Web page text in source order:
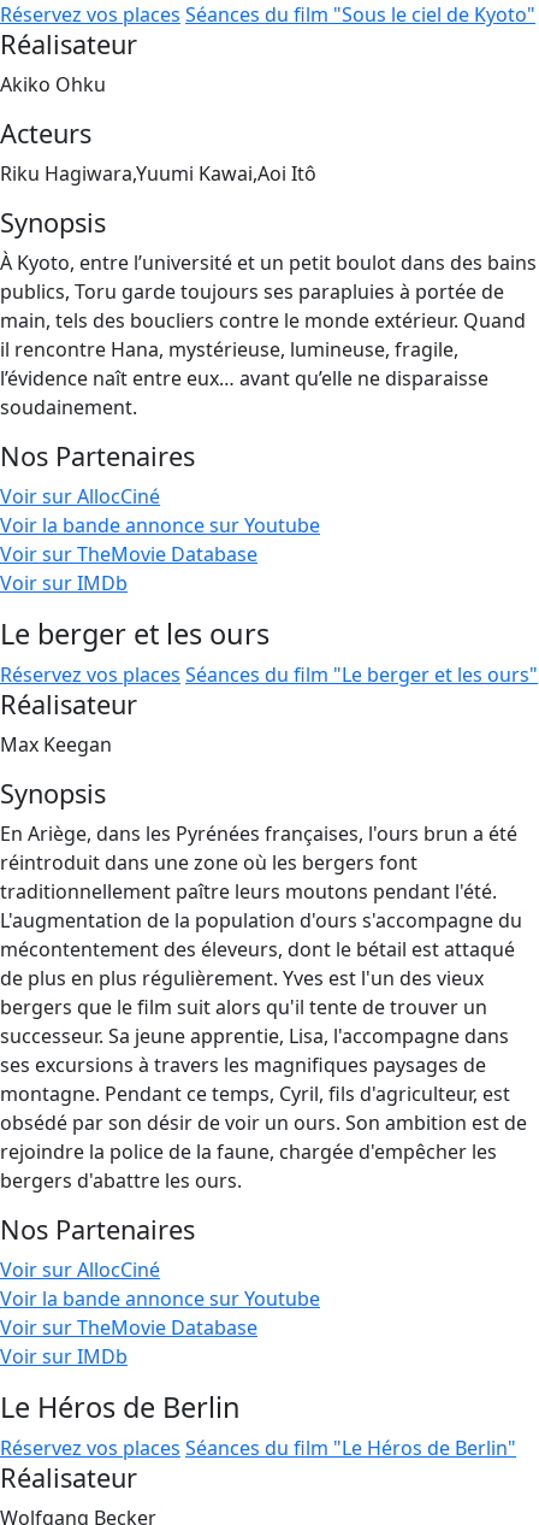
Réservez vos places Séances du film "Sous le ciel de Kyoto"
Réalisateur
Akiko Ohku
Acteurs
Riku Hagiwara,Yuumi Kawai,Aoi Itô
Synopsis
À Kyoto, entre l’université et un petit boulot dans des bains
publics, Toru garde toujours ses parapluies à portée de
main, tels des boucliers contre le monde extérieur. Quand
il rencontre Hana, mystérieuse, lumineuse, fragile,
l’évidence naît entre eux… avant qu’elle ne disparaisse
soudainement.
Nos Partenaires
Voir sur AllocCiné
Voir la bande annonce sur Youtube
Voir sur TheMovie Database
Voir sur IMDb
Le berger et les ours
Réservez vos places Séances du film "Le berger et les ours"
Réalisateur
Max Keegan
Synopsis
En Ariège, dans les Pyrénées françaises, l'ours brun a été
réintroduit dans une zone où les bergers font
traditionnellement paître leurs moutons pendant l'été.
L'augmentation de la population d'ours s'accompagne du
mécontentement des éleveurs, dont le bétail est attaqué
de plus en plus régulièrement. Yves est l'un des vieux
bergers que le film suit alors qu'il tente de trouver un
successeur. Sa jeune apprentie, Lisa, l'accompagne dans
ses excursions à travers les magnifiques paysages de
montagne. Pendant ce temps, Cyril, fils d'agriculteur, est
obsédé par son désir de voir un ours. Son ambition est de
rejoindre la police de la faune, chargée d'empêcher les
bergers d'abattre les ours.
Nos Partenaires
Voir sur AllocCiné
Voir la bande annonce sur Youtube
Voir sur TheMovie Database
Voir sur IMDb
Le Héros de Berlin
Réservez vos places Séances du film "Le Héros de Berlin"
Réalisateur
Wolfgang Becker